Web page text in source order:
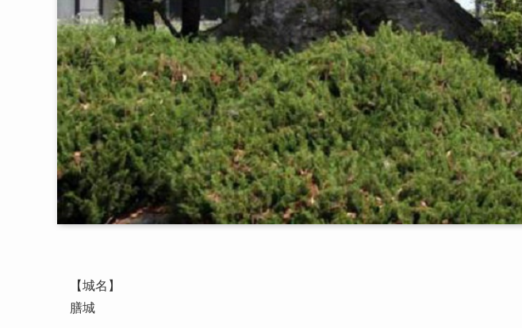
【城名】
膳城